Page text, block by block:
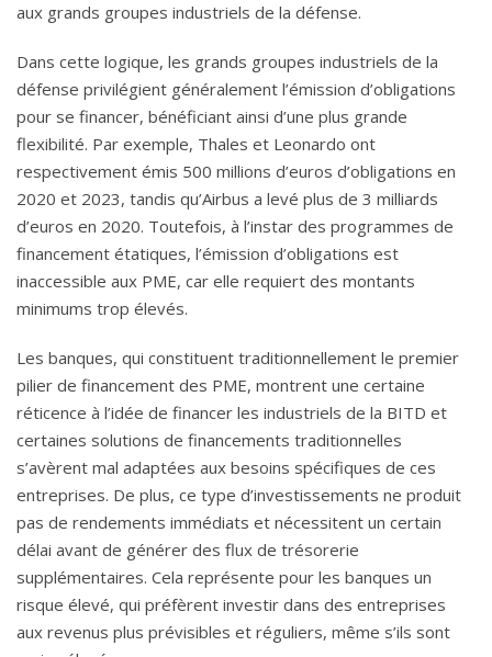
aux grands groupes industriels de la défense.
Dans cette logique, les grands groupes industriels de la
défense privilégient généralement l’émission d’obligations
pour se financer, bénéficiant ainsi d’une plus grande
flexibilité. Par exemple, Thales et Leonardo ont
respectivement émis 500 millions d’euros d’obligations en
2020 et 2023, tandis qu’Airbus a levé plus de 3 milliards
d’euros en 2020. Toutefois, à l’instar des programmes de
financement étatiques, l’émission d’obligations est
inaccessible aux PME, car elle requiert des montants
minimums trop élevés.
Les banques, qui constituent traditionnellement le premier
pilier de financement des PME, montrent une certaine
réticence à l’idée de financer les industriels de la BITD et
certaines solutions de financements traditionnelles
s’avèrent mal adaptées aux besoins spécifiques de ces
entreprises. De plus, ce type d’investissements ne produit
pas de rendements immédiats et nécessitent un certain
délai avant de générer des flux de trésorerie
supplémentaires. Cela représente pour les banques un
risque élevé, qui préfèrent investir dans des entreprises
aux revenus plus prévisibles et réguliers, même s’ils sont